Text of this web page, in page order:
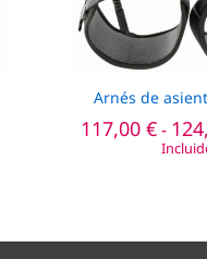
Arnés de
117,00 €-